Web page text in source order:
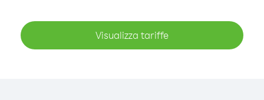
Visualizza tariffe